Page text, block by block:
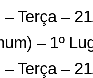
Terça –
– 1º
Terça –